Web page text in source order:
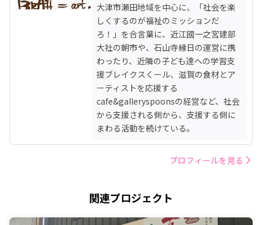
大津市瀬田地域を中心に、「社会を楽
しくするのが福祉のミッションだ
ろ！」を合言葉に、近江國一之宮建部
大社の朝市や、石山寺縁日の運営に携
わったり、近隣の子ども達への学習支
援ブレイクスくール、滋賀の食材とア
ーティストを応援する
cafe&galleryspoonsの経営など、社会
から支援される側から、支援する側に
まわる活動を続けている。
プロフィールを見る
関連プロジェクト